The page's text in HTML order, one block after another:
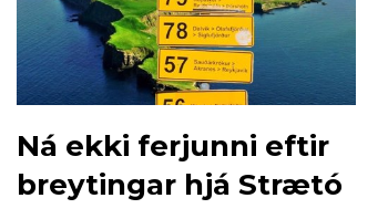
Ná ekki ferjunni eftir
breytingar hjá Strætó